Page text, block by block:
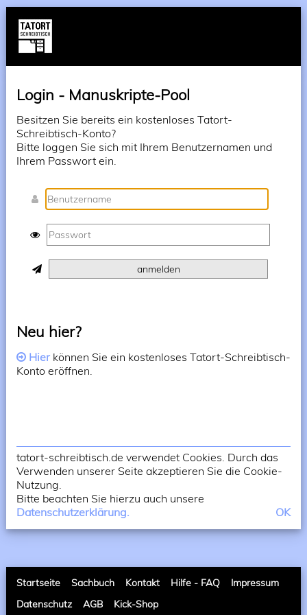
Login - Manuskripte-Pool
Besitzen Sie bereits ein kostenloses Tatort-
Schreibtisch-Konto?
Bitte loggen Sie sich mit Ihrem Benutzernamen und
Ihrem Passwort ein.
Neu hier?
Hierkönnen Sie ein kostenloses Tatort-Schreibtisch-
Konto eröffnen.
tatort-schreibtisch.de verwendet Cookies. Durch das
Verwenden unserer Seite akzeptieren Sie die Cookie-
Nutzung.
Bitte beachten Sie hierzu auch unsere
Datenschutzerklärung.
OK
Startseite Sachbuch Kontakt Hilfe - FAQ
Impressum
Datenschutz
AGB Kick-Shop